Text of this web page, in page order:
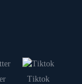
Tiktok